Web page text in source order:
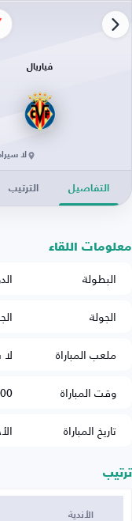
فياريال
لا
التفاصيل الترتيب
معلومات اللقاء
البطولة
الجولة
الجولة
ملعب المباراة
وقت المباراة
تاريخ المباراة
الأحد
ترتيب
الأندية